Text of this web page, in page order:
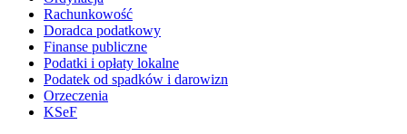
Rachunkowość
Doradca podatkowy
Finanse publiczne
Podatki i opłaty lokalne
Podatek od spadków i darowizn
Orzeczenia
KSeF